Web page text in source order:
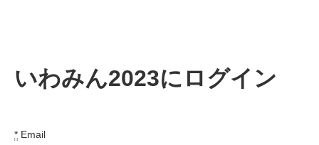
いわみん2023にログイン
* Email